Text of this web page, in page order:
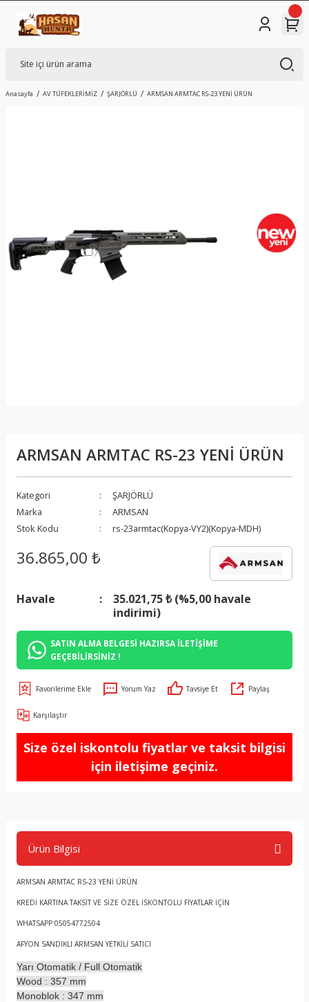
Anasayfa AV TÜFEKLERİMİZ ŞARJÖRLÜ ARMSAN ARMTAC RS-23 YENİ ÜRÜN
ARMSAN ARMTAC RS-23 YENİ ÜRÜN
Kategori
ŞARJÖRLÜ
Marka
ARMSAN
Stok Kodu
rs-23armtac(Kopya-VY2)(Kopya-MDH)
36.865,00 ₺
Havale
35.021,75 ₺ (%5,00 havale
indirimi)
SATIN ALMA BELGESİ HAZIRSA İLETİŞİME
GEÇEBİLİRSİNİZ !
Yorum Yaz Tavsiye Et Paylaş
Karşılaştır
Size özel iskontolu fiyatlar ve taksit bilgisi
için iletişime geçiniz.
Ürün Bilgisi
ARMSAN ARMTAC RS-23 YENİ ÜRÜN
KREDİ KARTINA TAKSİT VE SİZE ÖZEL İSKONTOLU FİYATLAR İÇİN
WHATSAPP 05054772504
AFYON SANDIKLI ARMSAN YETKİLİ SATICI
Yarı Otomatik / Full Otomatik
Wood : 357 mm
Monoblok : 347 mm